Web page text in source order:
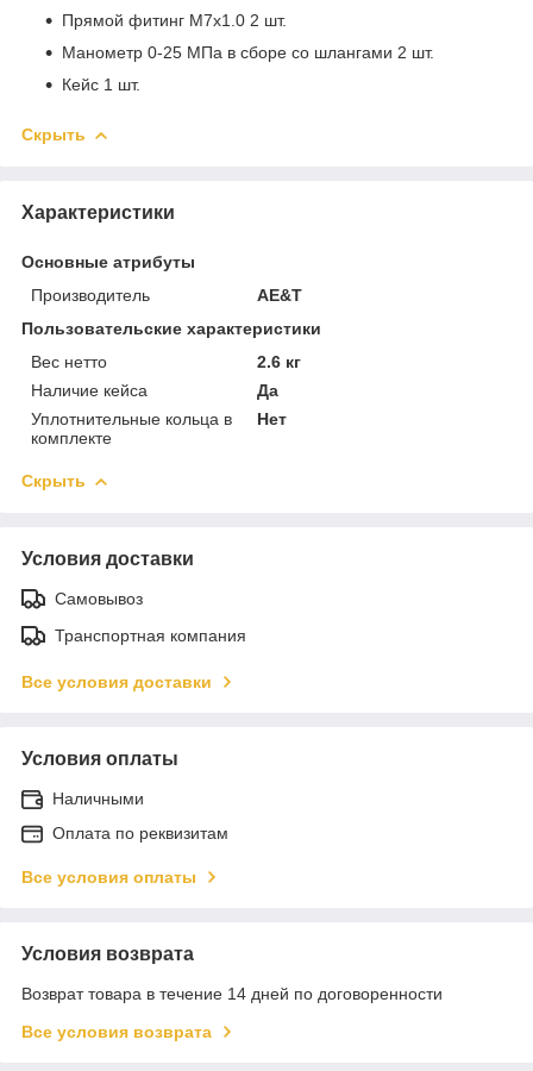
Прямой фитинг M7x1.0 2 шт.
Манометр 0-25 МПа в сборе со шлангами 2 шт.
Кейс 1 шт.
Скрыть
Характеристики
Основные атрибуты
Производитель
AE&T
Пользовательские характеристики
Вес нетто
2.6 кг
Наличие кейса
Да
Уплотнительные кольца в
комплекте
Нет
Скрыть
Условия доставки
Самовывоз
Транспортная компания
Все условия доставки
Условия оплаты
Наличными
Оплата по реквизитам
Все условия оплаты
Условия возврата
Возврат товара в течение 14 дней по договоренности
Все условия возврата